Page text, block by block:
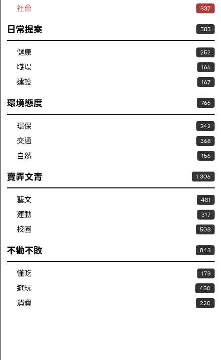
社會 837
日常提案 585
健康 252
職場 166
建設 167
環境態度 766
環保 242
交通 368
自然 156
賣弄文青 1,306
藝文 481
運動 317
校園 508
不勸不敗 848
懂吃 178
遊玩 450
消費 220